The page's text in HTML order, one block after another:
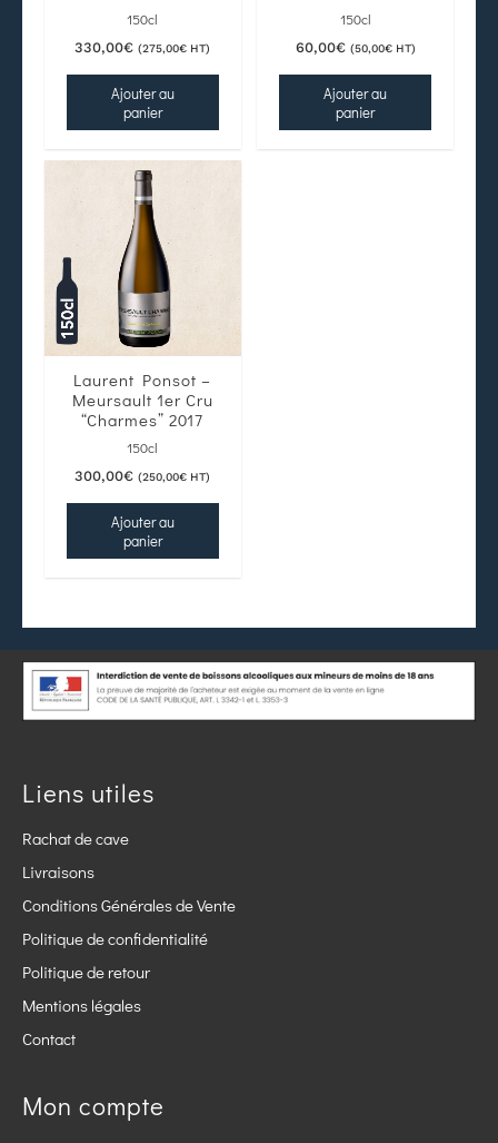
150cl
330,00€ (275,00€ HT)
Ajouter au
panier
150cl
60,00€ (50,00€HT)
Ajouter au
panier
Laurent Ponsot –
Meursault 1er Cru
“Charmes” 2017
150cl
300,00€ (250,00€ HT)
Ajouter au
panier
Liens utiles
Rachat de cave
Livraisons
Conditions Générales de Vente
Politique de confidentialité
Politique de retour
Mentions légales
Contact
Mon compte